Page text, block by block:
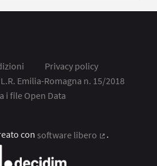
Privacy policy
Emilia-Romagna n. 15/2018
i file Open Data
con software libero
.